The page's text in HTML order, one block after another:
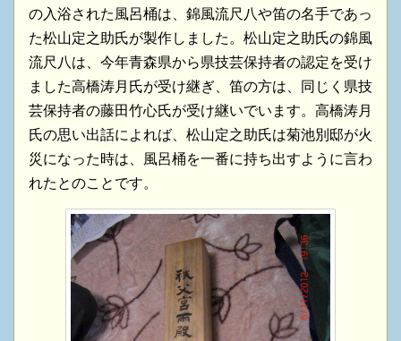
の入浴された風呂桶は、錦風流尺八や笛の名手であっ
た松山定之助氏が製作しました。松山定之助氏の錦風
流尺八は、今年青森県から県技芸保持者の認定を受け
ました高橋涛月氏が受け継ぎ、笛の方は、同じく県技
芸保持者の藤田竹心氏が受け継いでいます。高橋涛月
氏の思い出話によれば、松山定之助氏は菊池別邸が火
災になった時は、風呂桶を一番に持ち出すように言わ
れたとのことです。